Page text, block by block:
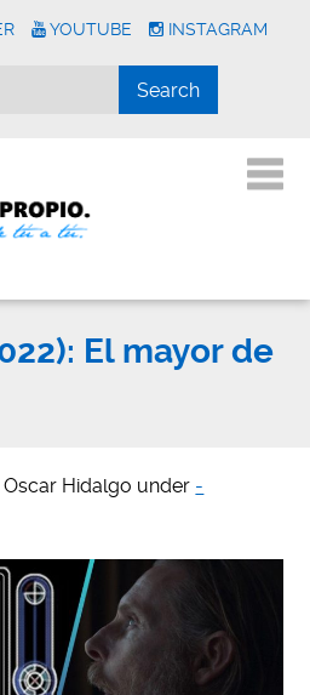
YOUTUBE INSTAGRAM
El mayor de
Oscar Hidalgo under -